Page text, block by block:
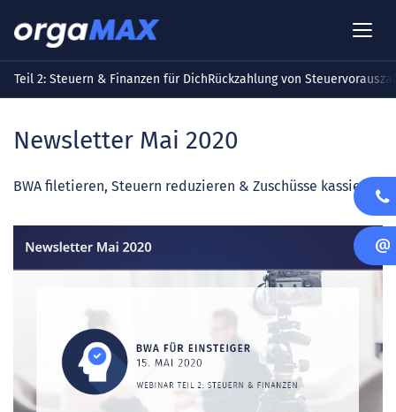
Teil 2: Steuern & Finanzen für DichRückzahlung von
Newsletter Mai 2020
BWA filetieren, Steuern reduzieren & Zuschüsse kassieren